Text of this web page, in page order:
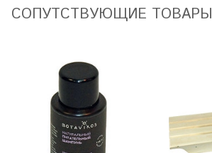
CОПУТСТВУЮЩИЕ ТОВАРЫ